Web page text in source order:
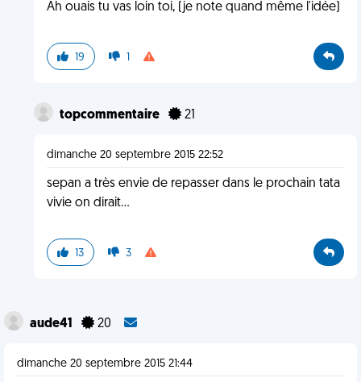
Ah ouais tu vas loin toi, (je note quand même l'idée)
19 1
topcommentaire 21
dimanche 20 septembre 2015 22:52
sepan a très envie de repasser dans le prochain tata
vivie on dirait...
13 3
aude41 20
dimanche 20 septembre 2015 21:44